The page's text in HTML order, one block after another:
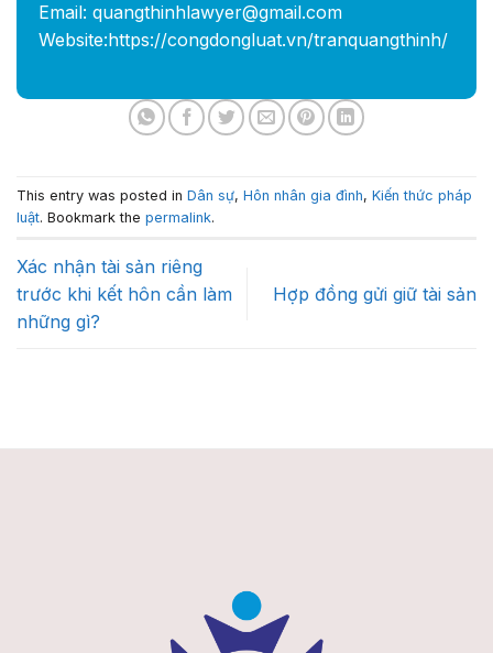
Email: quangthinhlawyer@gmail.com
Website:https://congdongluat.vn/tranquangthinh/
This entry was posted in Dân sự, Hôn nhân gia đình, Kiến thức pháp
luật. Bookmark the permalink.
Xác nhận tài sản riêng
trước khi kết hôn cần làm
những gì?
Hợp đồng gửi giữ tài sản